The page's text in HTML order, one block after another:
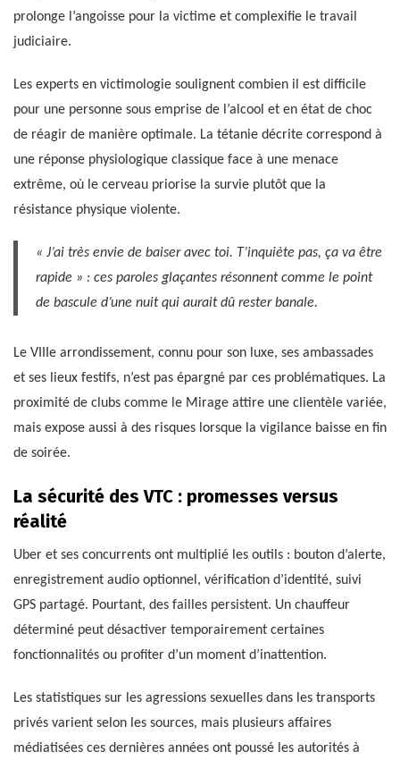
prolonge l’angoisse pour la victime et complexifie le travail
judiciaire.
Les experts en victimologie soulignent combien il est difficile
pour une personne sous emprise de l’alcool et en état de choc
de réagir de manière optimale. La tétanie décrite correspond à
une réponse physiologique classique face à une menace
extrême, où le cerveau priorise la survie plutôt que la
résistance physique violente.
« J’ai très envie de baiser avec toi. T’inquiète pas, ça va être
rapide » : ces paroles glaçantes résonnent comme le point
de bascule d’une nuit qui aurait dû rester banale.
Le VIIIe arrondissement, connu pour son luxe, ses ambassades
et ses lieux festifs, n’est pas épargné par ces problématiques. La
proximité de clubs comme le Mirage attire une clientèle variée,
mais expose aussi à des risques lorsque la vigilance baisse en fin
de soirée.
La sécurité des VTC : promesses versus
réalité
Uber et ses concurrents ont multiplié les outils : bouton d’alerte,
enregistrement audio optionnel, vérification d’identité, suivi
GPS partagé. Pourtant, des failles persistent. Un chauffeur
déterminé peut désactiver temporairement certaines
fonctionnalités ou profiter d’un moment d’inattention.
Les statistiques sur les agressions sexuelles dans les transports
privés varient selon les sources, mais plusieurs affaires
médiatisées ces dernières années ont poussé les autorités à